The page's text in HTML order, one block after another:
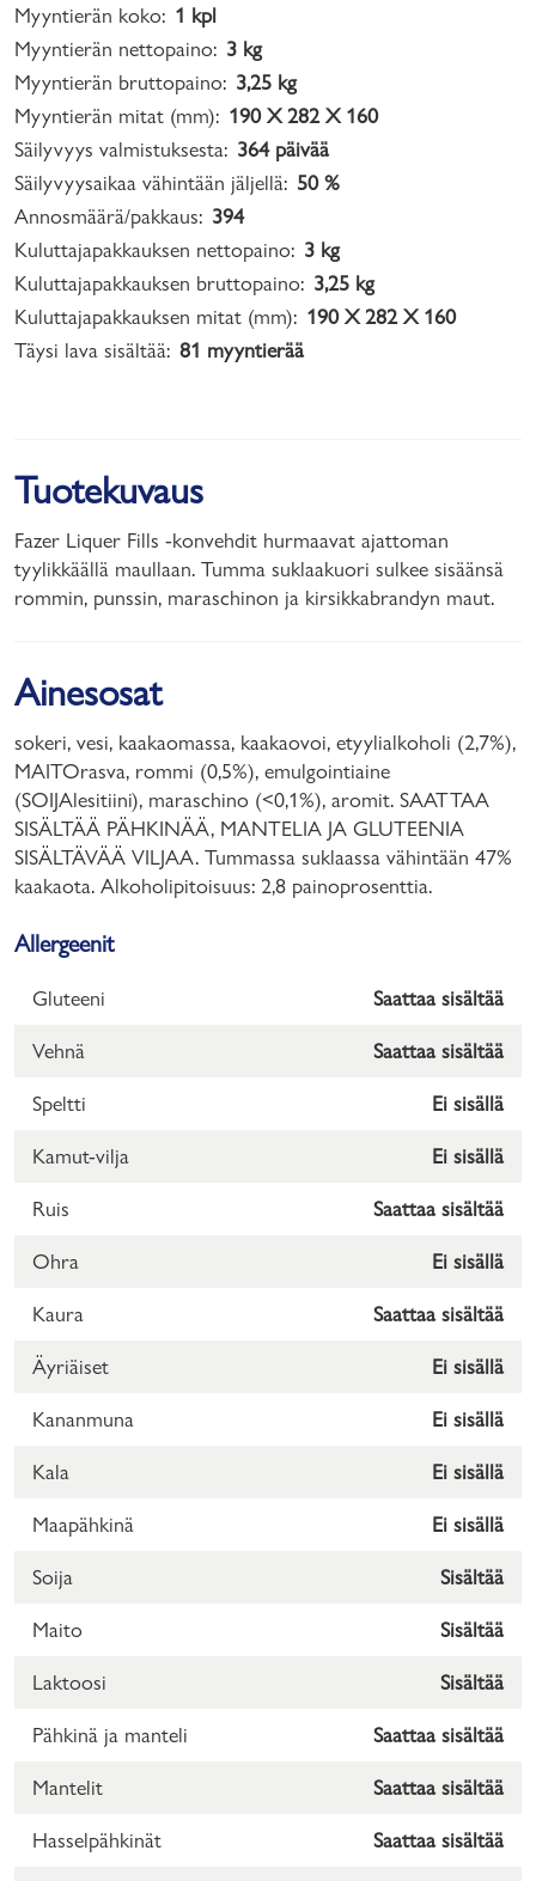
Myyntierän koko: 1 kpl
Myyntierän nettopaino: 3 kg
Myyntierän bruttopaino: 3,25 kg
Myyntierän mitat (mm): 190 X 282 X 160
Säilyvyys valmistuksesta: 364 päivää
Säilyvyysaikaa vähintään jäljellä: 50 %
Annosmäärä/pakkaus: 394
Kuluttajapakkauksen nettopaino: 3 kg
Kuluttajapakkauksen bruttopaino: 3,25 kg
Kuluttajapakkauksen mitat (mm): 190 X 282 X 160
Täysi lava sisältää: 81 myyntierää
Tuotekuvaus
Fazer Liquer Fills -konvehdit hurmaavat ajattoman
tyylikkäällä maullaan. Tumma suklaakuori sulkee sisäänsä
rommin, punssin, maraschinon ja kirsikkabrandyn maut.
Ainesosat
sokeri, vesi, kaakaomassa, kaakaovoi, etyylialkoholi (2,7%),
MAITOrasva, rommi (0,5%), emulgointiaine
(SOIJAlesitiini), maraschino (<0,1%), aromit. SAATTAA
SISÄLTÄÄ PÄHKINÄÄ, MANTELIA JA GLUTEENIA
SISÄLTÄVÄÄ VILJAA. Tummassa suklaassa vähintään 47%
kaakaota. Alkoholipitoisuus: 2,8 painoprosenttia.
Allergeenit
Gluteeni Saattaa sisältää
Vehnä Saattaa sisältää
Speltti Ei sisällä
Kamut-vilja Ei sisällä
Ruis Saattaa sisältää
Ohra Ei sisällä
Kaura Saattaa sisältää
Äyriäiset Ei sisällä
Kananmuna Ei sisällä
Kala Ei sisällä
Maapähkinä Ei sisällä
Soija Sisältää
Maito Sisältää
Laktoosi Sisältää
Pähkinä ja manteli Saattaa sisältää
Mantelit Saattaa sisältää
Hasselpähkinät Saattaa sisältää